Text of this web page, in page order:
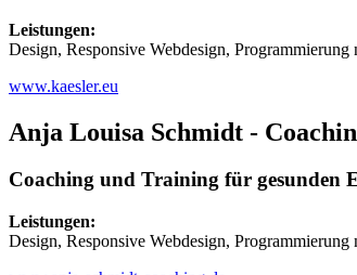
Leistungen:
Design, Responsive Webdesign,
www.kaesler.eu
Anja Louisa Schmidt -
Coaching und Training für gesunden
Leistungen:
Design, Responsive Webdesign,